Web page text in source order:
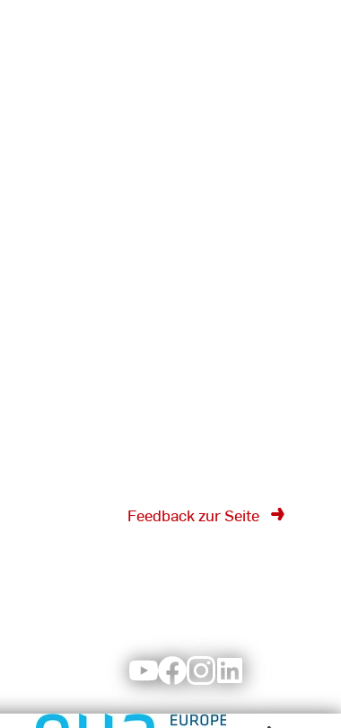
Feedback zur Seite
YoutubeFacebookInstagram